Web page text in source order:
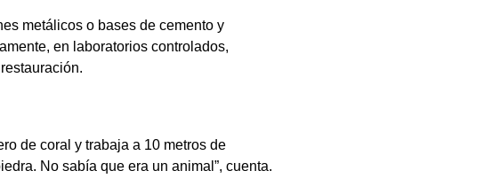
metálicos o bases de cemento y
en laboratorios controlados,
de coral y trabaja a 10 metros de
No sabía que era un animal”, cuenta.